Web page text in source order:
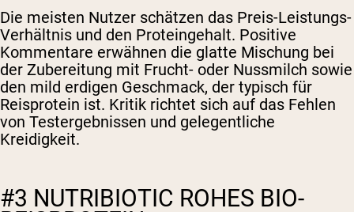
Die meisten Nutzer schätzen das Preis-Leistungs-
Verhältnis und den Proteingehalt. Positive
Kommentare erwähnen die glatte Mischung bei
der Zubereitung mit Frucht- oder Nussmilch sowie
den mild erdigen Geschmack, der typisch für
Reisprotein ist. Kritik richtet sich auf das Fehlen
von Testergebnissen und gelegentliche
Kreidigkeit.
#3 NUTRIBIOTIC ROHES BIO-